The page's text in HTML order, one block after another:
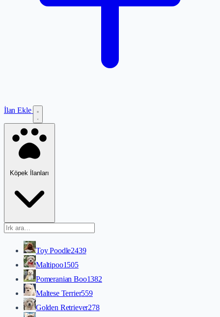
İlan Ekle
Köpek İlanları
Toy Poodle2439
Maltipoo1505
Pomeranian Boo1382
Maltese Terrier559
Golden Retriever278